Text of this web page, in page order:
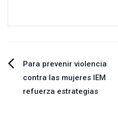
Navegación
de
Para prevenir violencia
contra las mujeres IEM
refuerza estrategias